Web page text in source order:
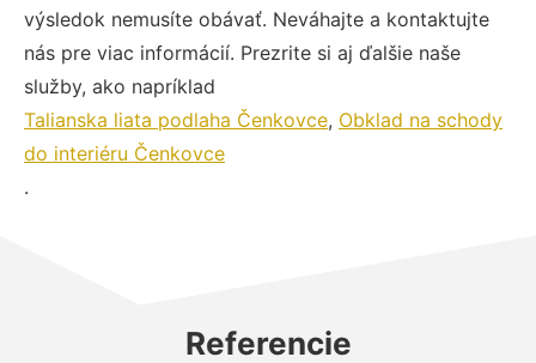
výsledok nemusíte obávať. Neváhajte a kontaktujte
nás pre viac informácií. Prezrite si aj ďalšie naše
služby, ako napríklad
Talianska liata podlaha Čenkovce, Obklad na schody
do interiéru Čenkovce
.
Referencie